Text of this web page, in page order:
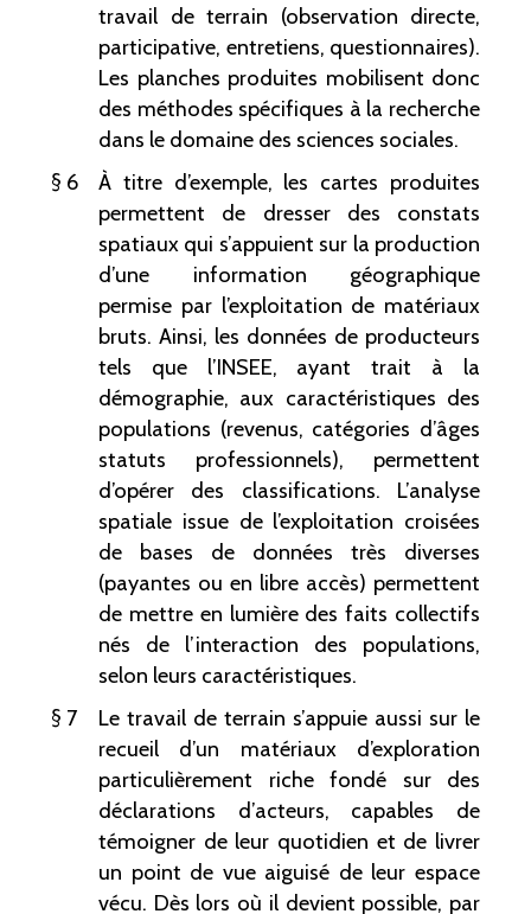
travail de terrain (observation directe,
participative, entretiens, questionnaires).
Les planches produites mobilisent donc
des méthodes spécifiques à la recherche
dans le domaine des sciences sociales.
6
À titre d’exemple, les cartes produites
permettent de dresser des constats
spatiaux qui s’appuient sur la production
d’une information géographique
permise par l’exploitation de matériaux
bruts. Ainsi, les données de producteurs
tels que l’INSEE, ayant trait à la
démographie, aux caractéristiques des
populations (revenus, catégories d’âges
statuts professionnels), permettent
d’opérer des classifications. L’analyse
spatiale issue de l’exploitation croisées
de bases de données très diverses
(payantes ou en libre accès) permettent
de mettre en lumière des faits collectifs
nés de l’interaction des populations,
selon leurs caractéristiques.
7
Le travail de terrain s’appuie aussi sur le
recueil d’un matériaux d’exploration
particulièrement riche fondé sur des
déclarations d’acteurs, capables de
témoigner de leur quotidien et de livrer
un point de vue aiguisé de leur espace
vécu. Dès lors où il devient possible, par